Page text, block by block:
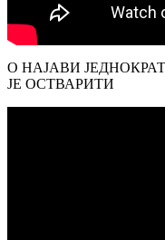
О НАЈАВИ
ЈЕ ОСТВАРИТИ